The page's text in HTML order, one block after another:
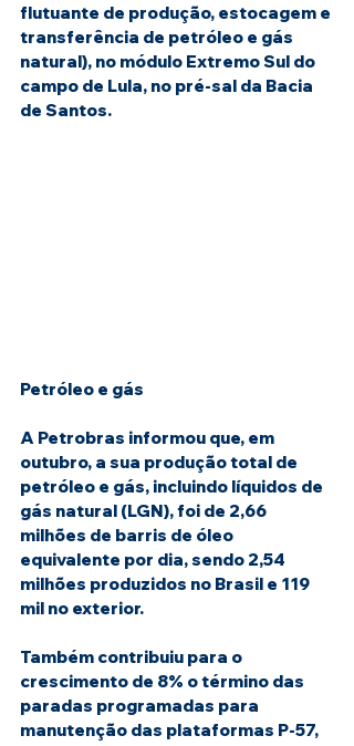
flutuante de produção, estocagem e
transferência de petróleo e gás
natural), no módulo Extremo Sul do
campo de Lula, no pré-sal da Bacia
de Santos.
Petróleo e gás
A Petrobras informou que, em
outubro, a sua produção total de
petróleo e gás, incluindo líquidos de
gás natural (LGN), foi de 2,66
milhões de barris de óleo
equivalente por dia, sendo 2,54
milhões produzidos no Brasil e 119
mil no exterior.
Também contribuiu para o
crescimento de 8% o término das
paradas programadas para
manutenção das plataformas P-57,